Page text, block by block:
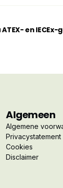
en
Algemeen
Algemene
Privacystatement
Cookies
Disclaimer